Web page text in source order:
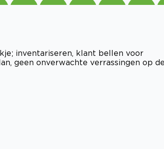
inventariseren, klant bellen voor
geen onverwachte verrassingen op